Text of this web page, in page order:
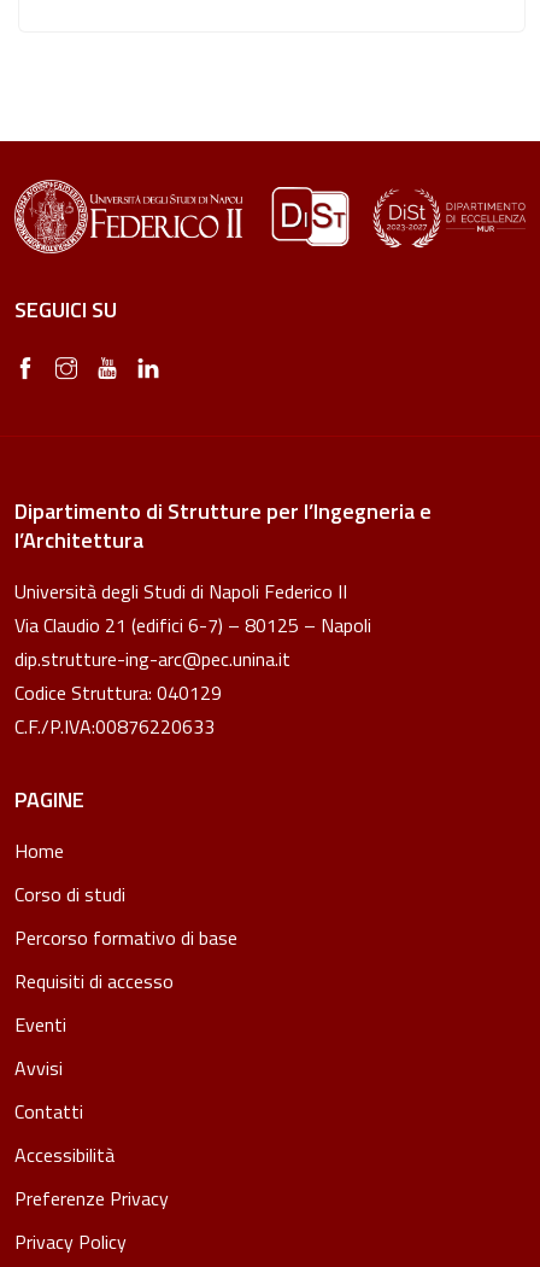
SEGUICI SU
Dipartimento di Strutture per l’Ingegneria e
l’Architettura
Università degli Studi di Napoli Federico II
Via Claudio 21 (edifici 6-7) – 80125 – Napoli
dip.strutture-ing-arc@pec.unina.it
Codice Struttura: 040129
C.F./P.IVA:00876220633
PAGINE
Home
Corso di studi
Percorso formativo di base
Requisiti di accesso
Eventi
Avvisi
Contatti
Accessibilità
Preferenze Privacy
Privacy Policy